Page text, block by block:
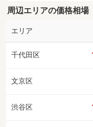
周辺エリアの価格相場
エリア
千代田区
文京区
渋谷区